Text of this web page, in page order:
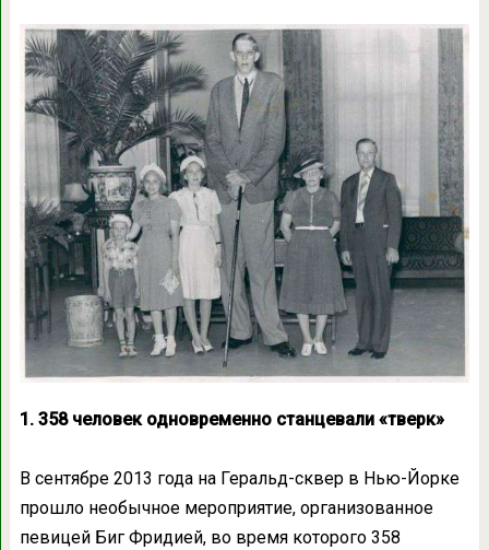
1. 358 человек одновременно станцевали «тверк»
В сентябре 2013 года на Геральд-сквер в Нью-Йорке
прошло необычное мероприятие, организованное
певицей Биг Фридией, во время которого 358